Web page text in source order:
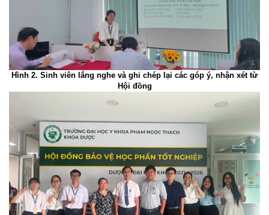
Hình 2. Sinh viên lắng nghe và ghi chép lại các góp ý, nhận xét từ
Hội đồng